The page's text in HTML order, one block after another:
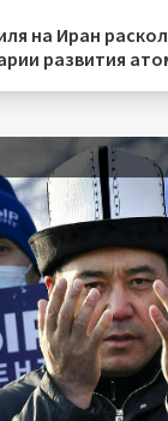
на Иран
развития